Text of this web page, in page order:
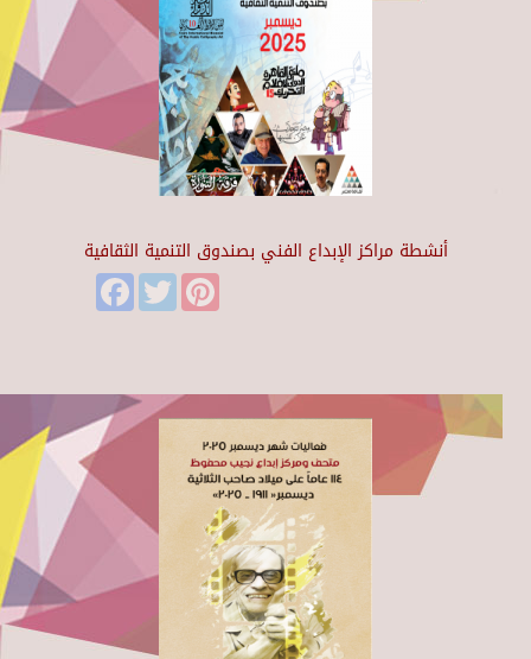
أنشطة مراكز الإبداع الفني بصندوق التنمية الثقافية
FacebookTwitter